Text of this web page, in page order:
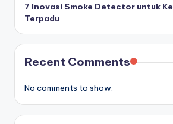
7 Inovasi Smoke Detector untuk
Terpadu
Recent Comments
No comments to show.